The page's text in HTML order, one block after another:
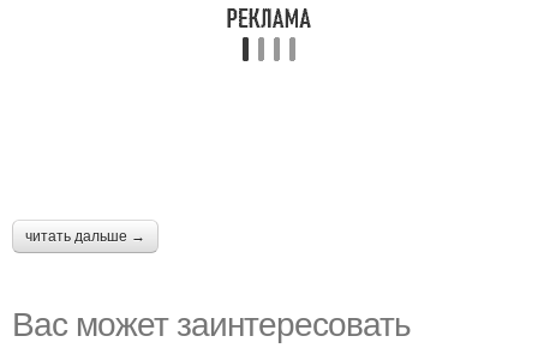
читать дальше →
Вас может заинтересовать